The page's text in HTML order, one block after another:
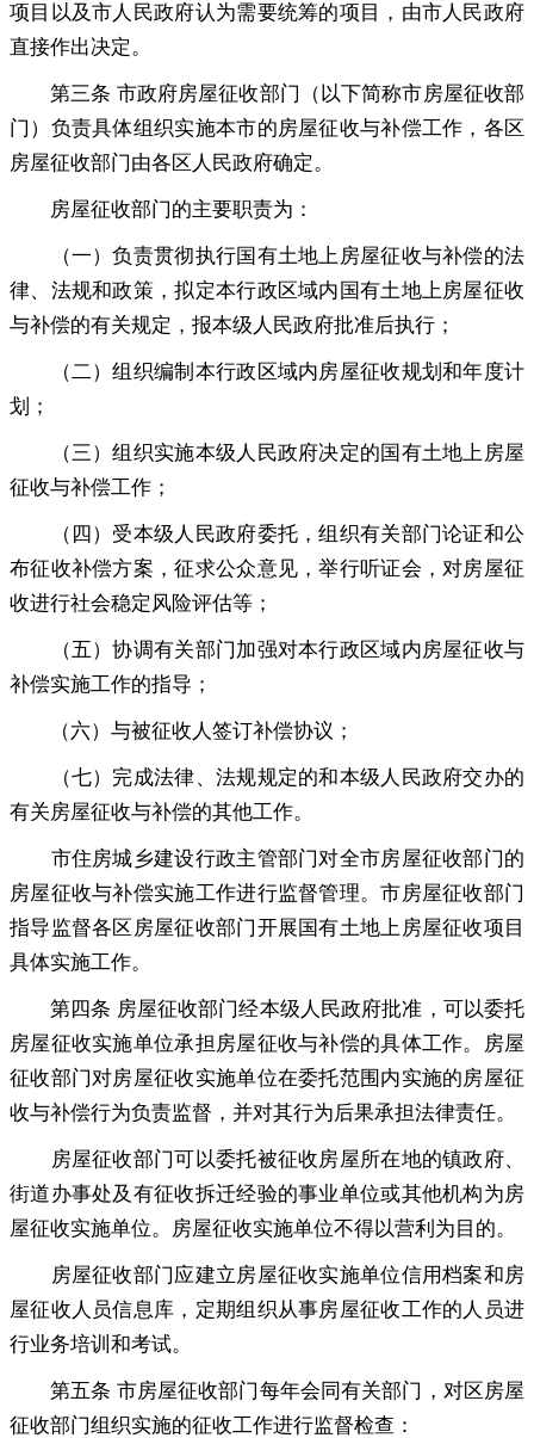
项目以及市人民政府认为需要统筹的项目，由市人民政府
直接作出决定。
第三条 市政府房屋征收部门（以下简称市房屋征收部
门）负责具体组织实施本市的房屋征收与补偿工作 ， 各区
房屋征收部门由各区人民政府确定。
房屋征收部门的主要职责为：
（一）负责贯彻执行国有土地上房屋征收与补偿的法
律、法规和政策 ，拟定本行政区域内国有土地上房屋征收
与补偿的有关规定，报本级人民政府批准后执行 ；
（二）组织编制本行政区域内房屋征收规划和年度计
划 ；
（三）组织实施本级人民政府决定的国有土地上房屋
征收与补偿工作 ；
（四）受本级人民政府委托 ，组织有关部门论证和公
布征收补偿方案，征求公众意见 ，举行听证会，对房屋征
收进行社会稳定风险评估等 ；
（五）协调有关部门加强对本行政区域内房屋征收与
补偿实施工作的指导 ；
（六）与被征收人签订补偿协议 ；
（七）完成法律、法规规定的和本级人民政府交办的
有关房屋征收与补偿的其他工作。
市住房城乡建设行政主管部门对全市房屋征收部门的
房屋征收与补偿实施工作进行监督管理。市房屋征收部门
指导监督各区房屋征收部门开展国有土地上房屋征收项目
具体实施工作。
第四条 房屋征收部门经本级人民政府批准 ， 可以委托
房屋征收实施单位承担房屋征收与补偿的具体工作。房屋
征收部门对房屋征收实施单位在委托范围内实施的房屋征
收与补偿行为负责监督 ， 并对其行为后果承担法律责任。
房屋征收部门可以委托被征收房屋所在地的镇政府、
街道办事处及有征收拆迁经验的事业单位或其他机构为房
屋征收实施单位。 房屋征收实施单位不得以营利为目的。
房屋征收部门应建立房屋征收实施单位信用档案和房
屋征收人员信息库 ， 定期组织从事房屋征收工作的人员进
行业务培训和考试。
第五条 市房屋征收部门每年会同有关部门 ， 对区房屋
征收部门组织实施的征收工作进行监督检查：